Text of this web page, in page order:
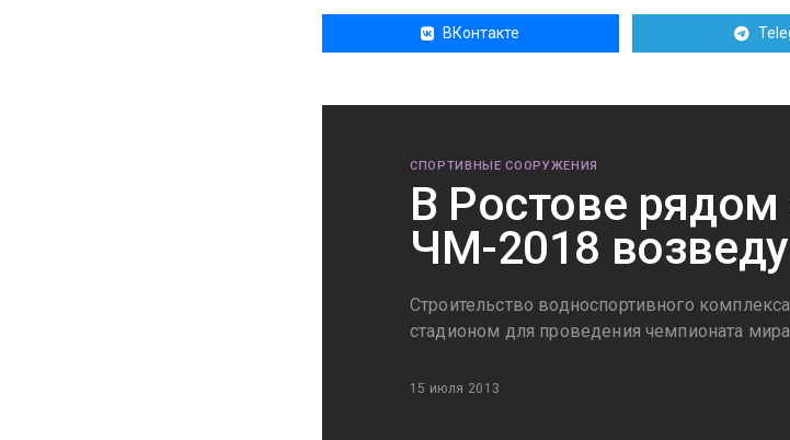
ВКонтакте
СПОРТИВНЫЕ СООРУЖЕНИЯ
В Ростове
ЧМ-2018
Строительство водноспортивного
стадионом для проведения чемпионата
15 июля 2013